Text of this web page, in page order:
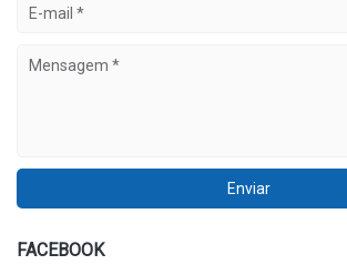
FACEBOOK